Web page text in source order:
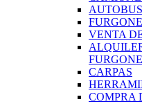
VENTA
CARPAS
COMPRA